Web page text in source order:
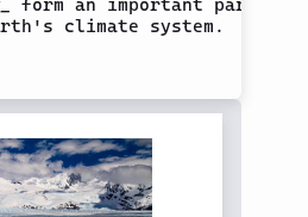
form an important part
climate system.